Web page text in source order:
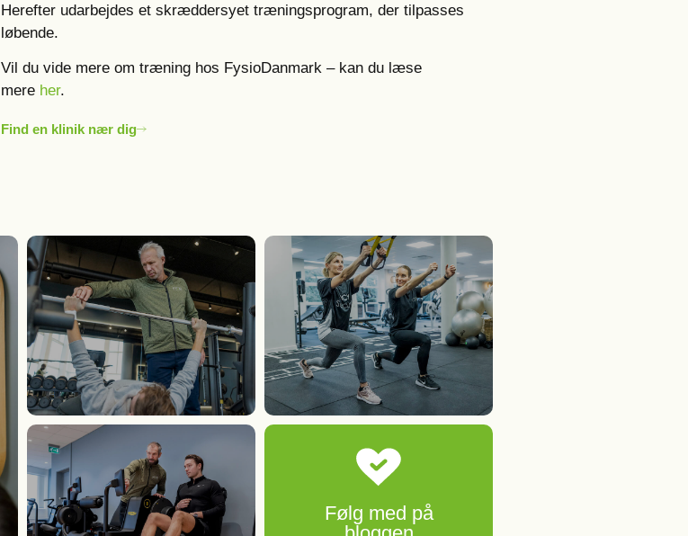
Herefter udarbejdes et skræddersyet træningsprogram, der tilpasses
løbende.
Vil du vide mere om træning hos FysioDanmark – kan du læse
mere her.
Find en klinik nær dig
Følg med på